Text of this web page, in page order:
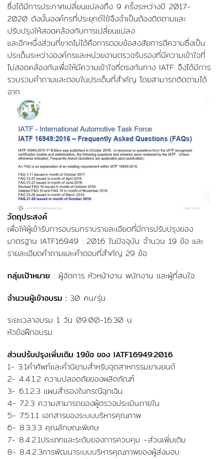
ซึ่งได้มีการประกาศเปลี่ยนแปลงถึง 9 ครั้งระหว่างปี 2017-
2020 ดังนั้นองค์กรที่ประยุกต์ใช้จึงจำเป็นต้องติดตามและ
ปรับปรุงให้สอดคล้องกับการเปลี่ยนแปลง
และอีกหนึ่งส่วนที่ขาดไม่ได้คือการตอบข้อสงสัยการตีความซึ่งเป็น
ประเด็นระหว่างองค์กรและหน่วยงานตรวจรับรองที่มีความเข้าใจที่
ไม่สอดคล้องกันเพื่อให้มีความเข้าใจที่ตรงกันทาง IATF จึงได้มีการ
รวบรวมคำถามและตอบในประเด็นที่สำคัญ โดยสามารถติดตามได้
จาก
วัตถุประสงค์
เพื่อให้ผู้เข้ารับการอบรมทราบรายละเอียดที่มีการปรับปรุงของ
มาตรฐาน IATF16949 : 2016 ในปัจจุบัน จำนวน 19 ข้อ และ
รายละเอียดคำถามและคำตอบที่สำคัญ 29 ข้อ
กลุ่มเป้าหมาย : ผู้จัดการ หัวหน้างาน พนักงาน และผู้ที่สนใจ
จำนวนผู้เข้าอบรม : 30 คน/รุ่น
ระยะเวลาอบรม 1 วัน 09.00-16.30 น
หัวข้อฝึกอบรม
ส่วนปรับปรุงเพิ่มเติม 19ข้อ ของ IATF16949:2016
1- 3.1คำศัพท์และคำนิยามสำหรับอุตสาหกรรมยานยนต์
2- 4.4.1.2 ความปลอดภัยของผลิตภัณฑ์
3- 6.1.2.3 แผนสำรองในกรณีฉุกเฉิน
4- 7.2.3 ความสามารถของผู้ตรวจประเมินภายใน
5- 7.5.1.1 เอกสารของระบบบริหารคุณภาพ
6- 8.3.3.3 คุณลักษณะพิเศษ
7- 8.4.2.1ประเภทและระดับของการควบคุม –ส่วนเพิ่มเติม
8- 8.4.2.3การพัฒนาระบบบริหารคุณภาพของผู้ส่งมอบ